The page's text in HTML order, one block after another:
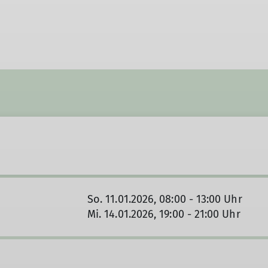
So. 11.01.2026, 08:00 - 13:00 Uhr
Mi. 14.01.2026, 19:00 - 21:00 Uhr